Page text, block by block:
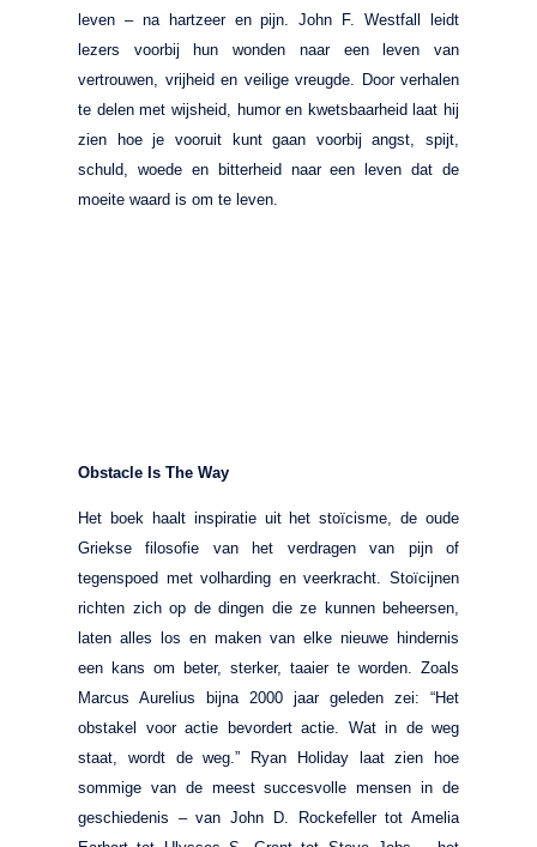
leven – na hartzeer en pijn. John F. Westfall leidt
lezers voorbij hun wonden naar een leven van
vertrouwen, vrijheid en veilige vreugde. Door verhalen
te delen met wijsheid, humor en kwetsbaarheid laat hij
zien hoe je vooruit kunt gaan voorbij angst, spijt,
schuld, woede en bitterheid naar een leven dat de
moeite waard is om te leven.
Obstacle Is The Way
Het boek haalt inspiratie uit het stoïcisme, de oude
Griekse filosofie van het verdragen van pijn of
tegenspoed met volharding en veerkracht. Stoïcijnen
richten zich op de dingen die ze kunnen beheersen,
laten alles los en maken van elke nieuwe hindernis
een kans om beter, sterker, taaier te worden. Zoals
Marcus Aurelius bijna 2000 jaar geleden zei: “Het
obstakel voor actie bevordert actie. Wat in de weg
staat, wordt de weg.” Ryan Holiday laat zien hoe
sommige van de meest succesvolle mensen in de
geschiedenis – van John D. Rockefeller tot Amelia